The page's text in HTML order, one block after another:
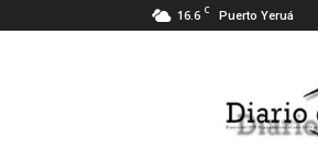
16.6 C Puerto Yeruá